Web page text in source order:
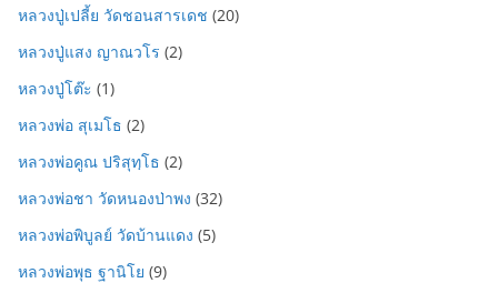
หลวงปู่เปลี้ย วัดชอนสารเดช (20)
หลวงปู่แสง ญาณวโร (2)
หลวงปู่โต๊ะ (1)
หลวงพ่อ สุเมโธ (2)
หลวงพ่อคูณ ปริสุทฺโธ (2)
หลวงพ่อชา วัดหนองป่าพง (32)
หลวงพ่อพิบูลย์ วัดบ้านแดง (5)
หลวงพ่อพุธ ฐานิโย (9)